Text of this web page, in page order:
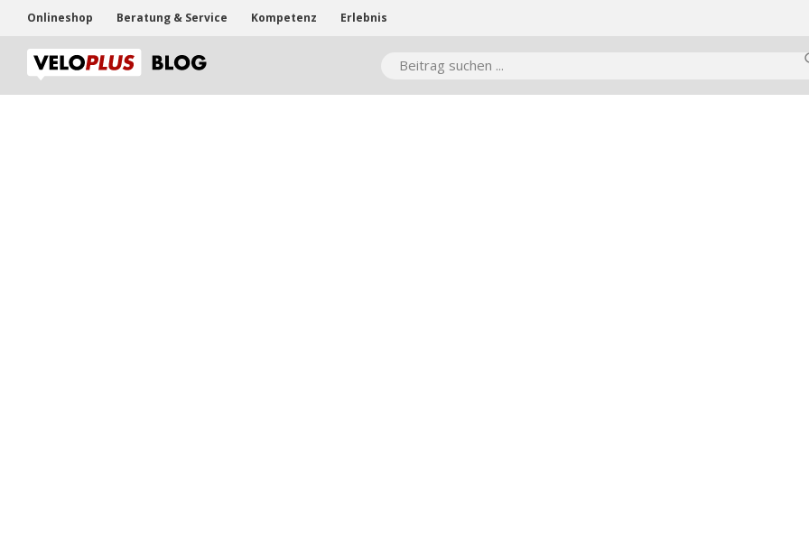
Onlineshop Beratung & Service Kompetenz Erlebnis